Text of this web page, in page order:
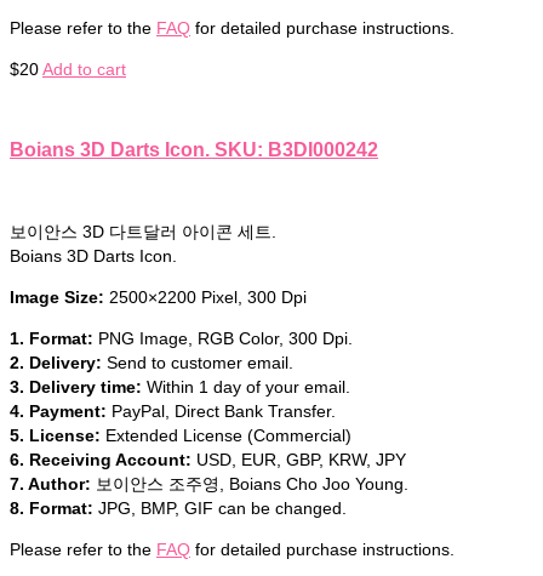
Please refer to the FAQ for detailed purchase instructions.
$20Add to cart
Boians 3D Darts Icon. SKU: B3DI000242
보이안스 3D 다트달러 아이콘 세트.
Boians 3D Darts Icon.
Image Size: 2500×2200 Pixel, 300 Dpi
1. Format: PNG Image, RGB Color, 300 Dpi.
2. Delivery: Send to customer email.
3. Delivery time: Within 1 day of your email.
4. Payment: PayPal, Direct Bank Transfer.
5. License: Extended License (Commercial)
6. Receiving Account: USD, EUR, GBP, KRW, JPY
7. Author: 보이안스 조주영, Boians Cho Joo Young.
8. Format: JPG, BMP, GIF can be changed.
Please refer to the FAQ for detailed purchase instructions.